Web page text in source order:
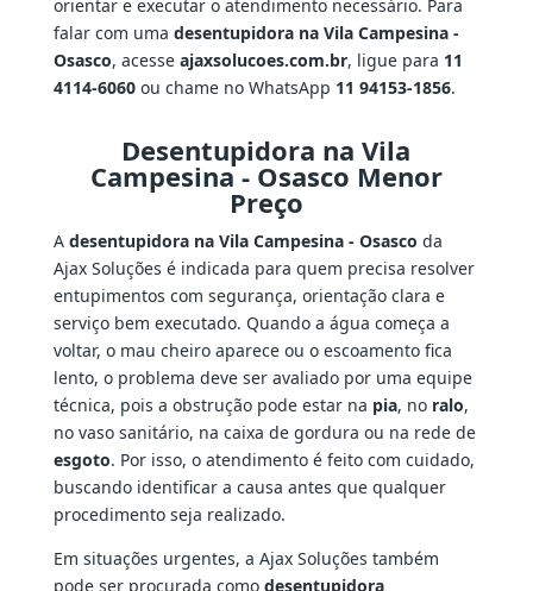
orientar e executar o atendimento necessário. Para
falar com uma desentupidora na Vila Campesina -
Osasco, acesse ajaxsolucoes.com.br, ligue para 11
4114-6060ou chame no WhatsApp 11 94153-1856.
Desentupidora na Vila
Campesina - Osasco Menor
Preço
A desentupidora na Vila Campesina - Osasco da
Ajax Soluções é indicada para quem precisa resolver
entupimentos com segurança, orientação clara e
serviço bem executado. Quando a água começa a
voltar, o mau cheiro aparece ou o escoamento fica
lento, o problema deve ser avaliado por uma equipe
técnica, pois a obstrução pode estar na pia, no ralo,
no vaso sanitário, na caixa de gordura ou na rede de
esgoto. Por isso, o atendimento é feito com cuidado,
buscando identificar a causa antes que qualquer
procedimento seja realizado.
Em situações urgentes, a Ajax Soluções também
pode ser procurada como desentupidora